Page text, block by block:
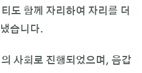
도 함께 자리하여 자리를 더
습니다.
사회로 진행되었으며, 음갑